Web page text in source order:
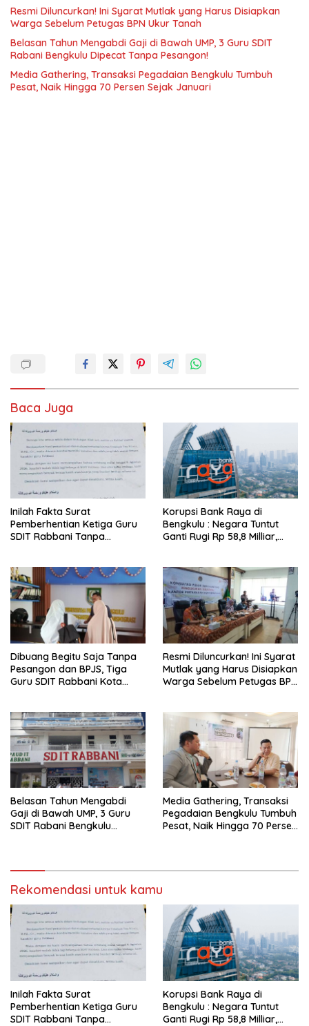
Resmi Diluncurkan! Ini Syarat Mutlak yang Harus Disiapkan
Warga Sebelum Petugas BPN Ukur Tanah
Belasan Tahun Mengabdi Gaji di Bawah UMP, 3 Guru SDIT
Rabani Bengkulu Dipecat Tanpa Pesangon!
Media Gathering, Transaksi Pegadaian Bengkulu Tumbuh
Pesat, Naik Hingga 70 Persen Sejak Januari
Baca Juga
Inilah Fakta Surat
Pemberhentian Ketiga Guru
SDIT Rabbani Tanpa
Korupsi Bank Raya di
Bengkulu : Negara Tuntut
Ganti Rugi Rp 58,8 Milliar,
Dibuang Begitu Saja Tanpa
Pesangon dan BPJS, Tiga
Guru SDIT Rabbani Kota
Resmi Diluncurkan! Ini Syarat
Mutlak yang Harus Disiapkan
Warga Sebelum Petugas BPN
Belasan Tahun Mengabdi
Gaji di Bawah UMP, 3 Guru
SDIT Rabani Bengkulu
Media Gathering, Transaksi
Pegadaian Bengkulu Tumbuh
Pesat, Naik Hingga 70 Persen
Rekomendasi untuk kamu
Inilah Fakta Surat
Pemberhentian Ketiga Guru
SDIT Rabbani Tanpa
Korupsi Bank Raya di
Bengkulu : Negara Tuntut
Ganti Rugi Rp 58,8 Milliar,